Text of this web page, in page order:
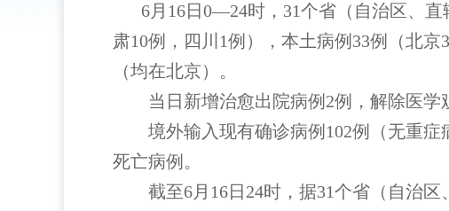
6月16日0—24时，31个省（自治区、
肃10例，四川1例），本土病例33例（北
（均在北京）。
当日新增治愈出院病例2例，解除医学
境外输入现有确诊病例102例（无重症
死亡病例。
截至6月16日24时，据31个省（自治区